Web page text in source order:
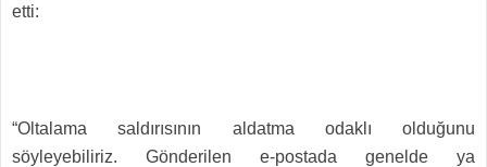
etti:
“Oltalama saldırısının aldatma odaklı olduğunu
söyleyebiliriz. Gönderilen e-postada genelde ya